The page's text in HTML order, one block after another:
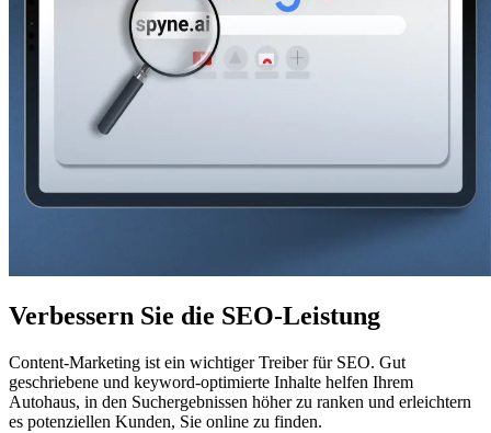
Verbessern Sie die SEO-Leistung
Content-Marketing ist ein wichtiger Treiber für SEO. Gut
geschriebene und keyword-optimierte Inhalte helfen Ihrem
Autohaus, in den Suchergebnissen höher zu ranken und erleichtern
es potenziellen Kunden, Sie online zu finden.